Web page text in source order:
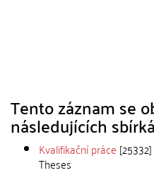
Tento záznam se
následujících
Kvalifikační práce [25332]
Theses